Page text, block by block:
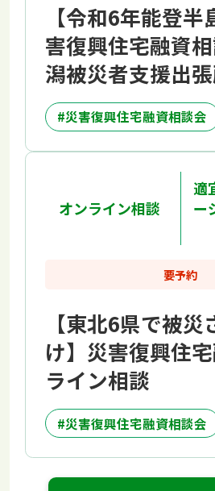
【令和6年能登
害復興住宅融資
潟被災者支援出張
災害復興住宅融資相談会
オンライン相談
適
ー
要予約
【東北6県で被
け】災害復興住
ライン相談
災害復興住宅融資相談会